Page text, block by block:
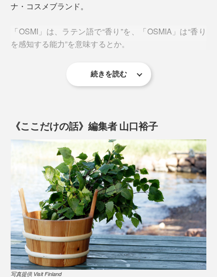
保湿成分と香りをプラス。ナナカマドやリンゴンベリー
こだわりの独自処方。すべて生分解成分で作られていま
す。
泡立ちは申し分なく、「汚れを落とす」と「乾燥から肌
を守る」を両立。
洗顔は力を入れず、小鳥をなでるくらいの力加減で
このボディーソープの実力がもっとも現れるのが、実は
「洗顔」。個人差はあると思いますが、1回の洗顔でざ
ナ・コスメブランド。
「OSMI」は、ラテン語で“香り”を、「OSMIA」は“香り
を感知する能力”を意味するとか。
創業者であり、化学者・調香師である、エーロ・ヴァン
続きを読む
《ここだけの話》編集者 山口裕子
写真提供 Visit Finland